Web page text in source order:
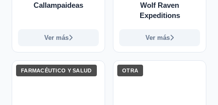
Callampaideas
Ver más
Wolf Raven
Expeditions
Ver más
FARMACÉUTICO Y SALUD OTRA